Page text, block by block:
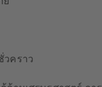
วคราว